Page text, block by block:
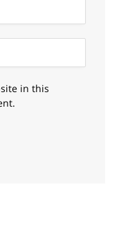
in this